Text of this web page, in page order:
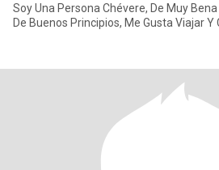
Soy Una Persona Chévere, De Muy
De Buenos Principios, Me Gusta Viajar